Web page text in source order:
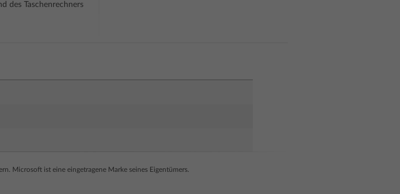
des Taschenrechners
Microsoft ist eine eingetragene Marke seines Eigentümers.